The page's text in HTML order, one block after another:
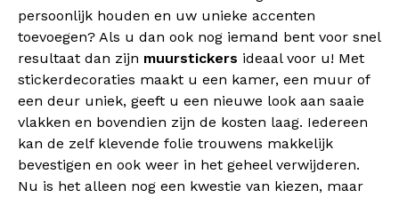
persoonlijk houden en uw unieke accenten
toevoegen? Als u dan ook nog iemand bent voor snel
resultaat dan zijn muurstickers ideaal voor u! Met
stickerdecoraties maakt u een kamer, een muur of
een deur uniek, geeft u een nieuwe look aan saaie
vlakken en bovendien zijn de kosten laag. Iedereen
kan de zelf klevende folie trouwens makkelijk
bevestigen en ook weer in het geheel verwijderen.
Nu is het alleen nog een kwestie van kiezen, maar